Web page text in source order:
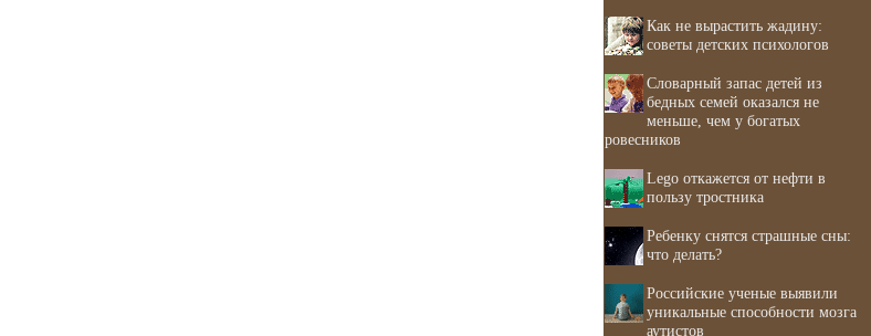
Как не вырастить жадину:
советы детских психологов
Словарный запас детей из
бедных семей оказался не
меньше, чем у богатых
ровесников
Lego откажется от нефти в
пользу тростника
Ребенку снятся страшные сны:
что делать?
Российские ученые выявили
уникальные способности мозга
аутистов